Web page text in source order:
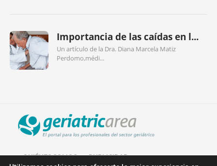
Importancia de las caídas en l...
Un artículo de la Dra. Diana Marcela Matiz
Perdomo,médi...
QUIÉNES SOMOS PUBLICIDAD